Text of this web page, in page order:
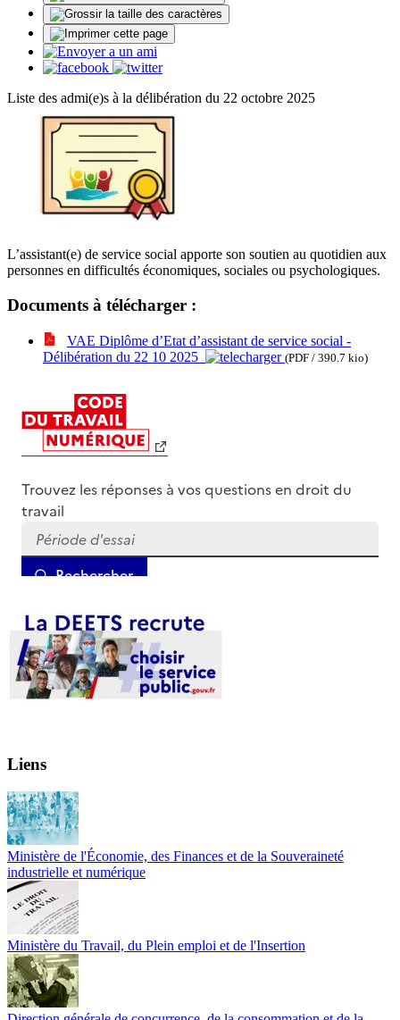
Liste des admi(e)s à la délibération du 22 octobre 2025
L’assistant(e) de service social apporte son soutien au quotidien aux
personnes en difficultés économiques, sociales ou psychologiques.
Documents à télécharger :
VAE Diplôme d’Etat d’assistant de service social -
Délibération du 22 10 2025
(PDF / 390.7 kio)
Liens
Ministère de l'Économie, des Finances et de la Souveraineté
industrielle et numérique
Ministère du Travail, du Plein emploi et de l'Insertion